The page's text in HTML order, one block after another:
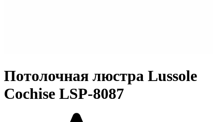
Потолочная люстра Lussole
Cochise LSP-8087